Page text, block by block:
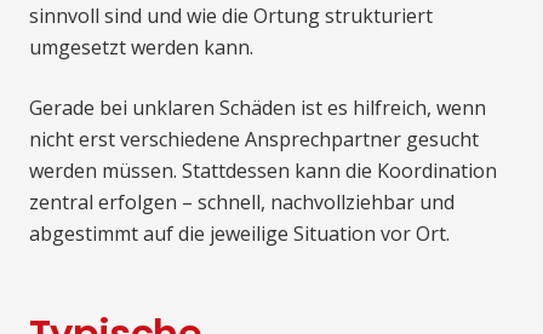
sinnvoll sind und wie die Ortung strukturiert
umgesetzt werden kann.
Gerade bei unklaren Schäden ist es hilfreich, wenn
nicht erst verschiedene Ansprechpartner gesucht
werden müssen. Stattdessen kann die Koordination
zentral erfolgen – schnell, nachvollziehbar und
abgestimmt auf die jeweilige Situation vor Ort.